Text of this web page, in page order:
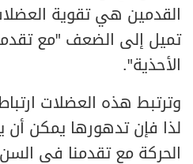
القدمين هي تقوية
تميل إلى الضعف "مع
الأحذية".
وترتبط هذه العضلات
لذا فإن تدهورها يمكن
الحركة مع تقدمنا في